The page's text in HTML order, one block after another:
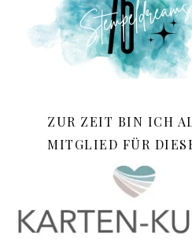
ZUR ZEIT BIN ICH
MITGLIED FÜR